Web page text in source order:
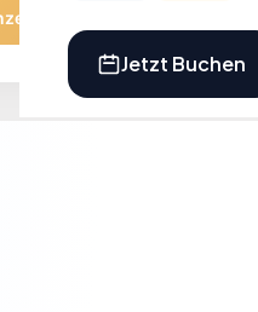
Jetzt Buchen